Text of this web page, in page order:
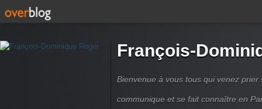
François-
Bienvenue à vous tous qui venez prier
communique et se fait connaître en